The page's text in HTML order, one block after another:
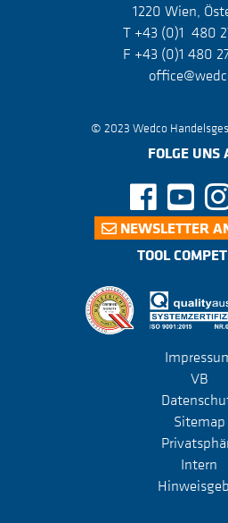
1220 Wien,
T +43 (0)1 480
F +43 (0)1 480
© 2023 Wedco
FOLGE UNS
NEWSLETTER
TOOL
VB
Sitemap
Intern